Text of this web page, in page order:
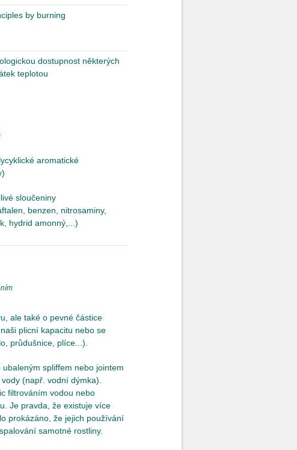
by burning
dostupnost některých
teplotou
aromatické
sloučeniny
benzen, nitrosaminy,
hydrid amonný,...)
ale také o pevné částice
plicní kapacitu nebo se
průdušnice, plíce...).
spliffem nebo jointem
(např. vodní dýmka).
filtrováním vodou nebo
Je pravda, že existuje více
prokázáno, že jejich používání
samotné rostliny.